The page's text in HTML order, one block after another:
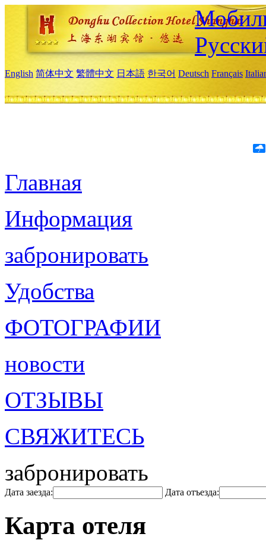
English 简体中文 繁體中文 日本語 한국어 Deutsch Français
Главная
Информация
забронировать
Удобства
ФОТОГРАФИИ
новости
ОТЗЫВЫ
СВЯЖИТЕСЬ
забронировать
Дата заезда: Дата отъезда:
Карта отеля